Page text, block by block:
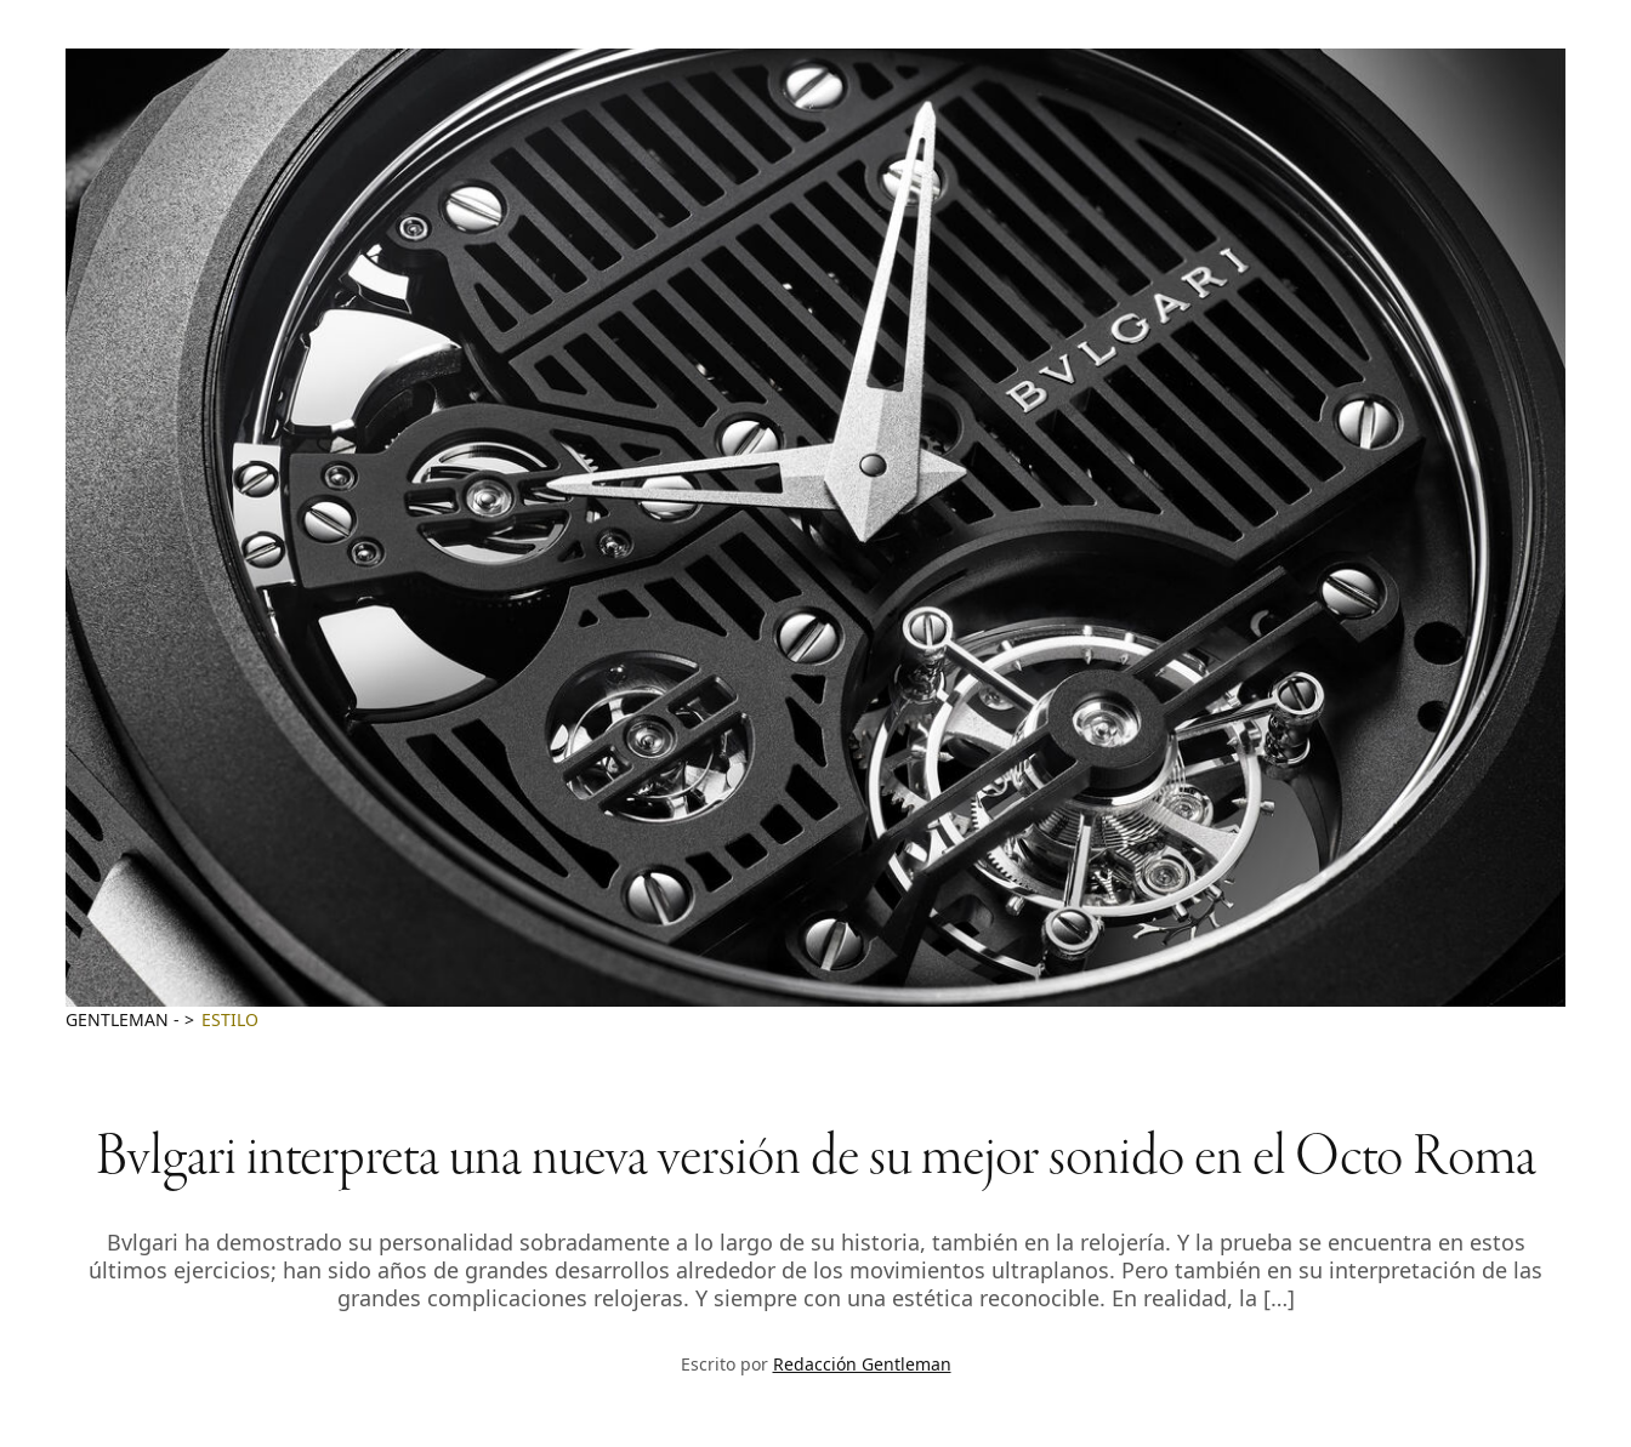
GENTLEMAN - ESTILO
Bvlgari interpreta una nueva versión de su mejor sonido en el Octo Roma
Bvlgari ha demostrado su personalidad sobradamente a lo largo de su historia, también en la relojería. Y la prueba se encuentra en estos
últimos ejercicios; han sido años de grandes desarrollos alrededor de los movimientos ultraplanos. Pero también en su interpretación de las
grandes complicaciones relojeras. Y siempre con una estética reconocible. En realidad, la […]
Escrito por Redacción Gentleman